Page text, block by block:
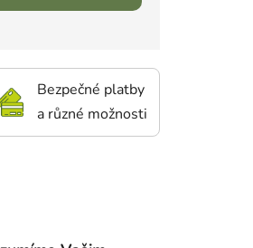
Bezpečné platby
a různé možnosti